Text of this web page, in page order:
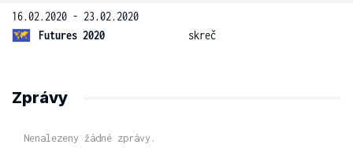
16.02.2020 - 23.02.2020
Futures 2020
skreč
Zprávy
Nenalezeny žádné zprávy.